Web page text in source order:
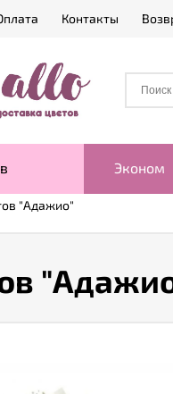
Контакты
Эконом
"Адажио"